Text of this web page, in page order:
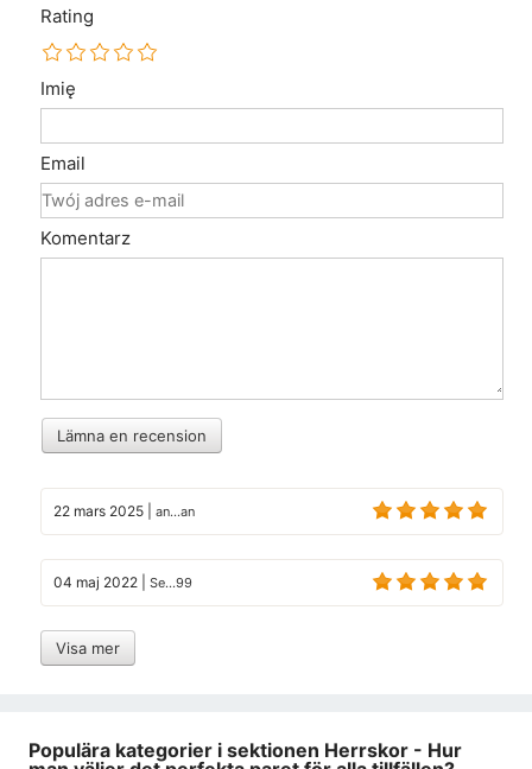
Rating
Imię
Email
Komentarz
Lämna en recension
22 mars 2025 an...an
04 maj 2022 Se...99
Visa mer
Populära kategorier i sektionen Herrskor - Hur